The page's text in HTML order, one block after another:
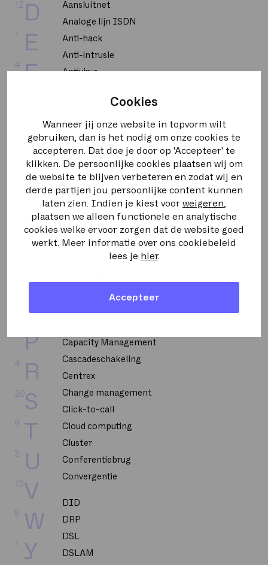
Cookies
Wanneer jij onze website in topvorm wilt
gebruiken, dan is het nodig om onze cookies te
accepteren. Dat doe je door op 'Accepteer' te
klikken. De persoonlijke cookies plaatsen wij om
de website te blijven verbeteren en zodat wij en
derde partijen jou persoonlijke content kunnen
laten zien. Indien je kiest voor weigeren
plaatsen we alleen functionele en analytische
cookies welke ervoor zorgen dat de website goed
werkt. Meer informatie over ons cookiebeleid
lees je hier.
Accepteer
D
12
E
1
F
4
H
I
K
L
M
N
O
P
R
4
S
20
T
9
U
3
V
13
W
5
Y
1
Aansluitnet
Analoge lijn ISDN
Anti-hack
Anti-intrusie
Antivirus
Autoriteit Persoonsgegevens
BRI
BUMA STEMRA
Backbone
Bandbreedte
Bellen op uitnodiging
CPU
Capacity Management
Cascadeschakeling
Centrex
Change management
Click-to-call
Cloud computing
Cluster
Conferentiebrug
Convergentie
DID
DRP
DSL
DSLAM